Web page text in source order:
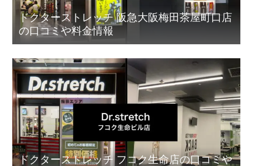
ドクターストレッチ 阪急大阪梅田茶屋町口店
の口コミや料金情報
ドクターストレッチ フコク生命店の口コミや